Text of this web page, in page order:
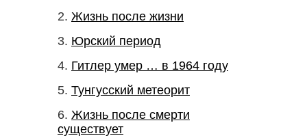
Жизнь после жизни
Юрский период
Гитлер умер … в 1964 году
Тунгусский метеорит
Жизнь после смерти
существует